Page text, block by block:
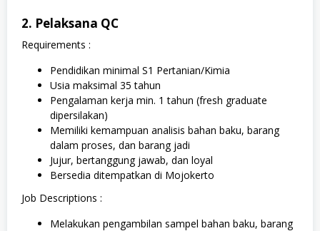
2. Pelaksana QC
Requirements :
Pendidikan minimal S1 Pertanian/Kimia
Usia maksimal 35 tahun
Pengalaman kerja min. 1 tahun (fresh graduate
dipersilakan)
Memiliki kemampuan analisis bahan baku, barang
dalam proses, dan barang jadi
Jujur, bertanggung jawab, dan loyal
Bersedia ditempatkan di Mojokerto
Job Descriptions :
Melakukan pengambilan sampel bahan baku, barang